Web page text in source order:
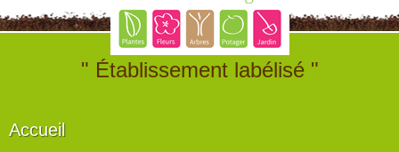
" Établissement labélisé "
Accueil